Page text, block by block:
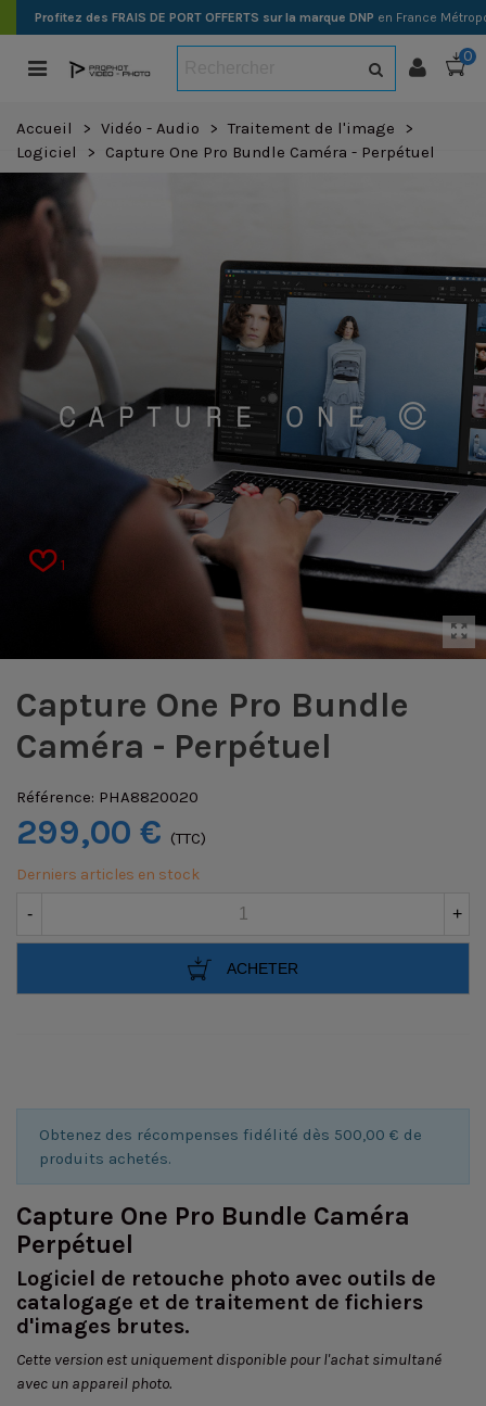
Profitez des FRAIS DE PORT OFFERTS sur la marque DNP en France
0
Accueil > Vidéo - Audio > Traitement de l'image
>
Logiciel
> Capture One Pro Bundle Caméra - Perpétuel
1
Capture One Pro Bundle
Caméra - Perpétuel
Référence: PHA8820020
299,00 € (TTC)
Derniers articles en stock
- +
ACHETER
Obtenez des récompenses fidélité dès 500,00 € de
produits achetés.
Capture One Pro Bundle Caméra
Perpétuel
Logiciel de retouche photo avec outils de
catalogage et de traitement de fichiers
d'images brutes.
Cette version est uniquement disponible pour l'achat simultané
avec un appareil photo.